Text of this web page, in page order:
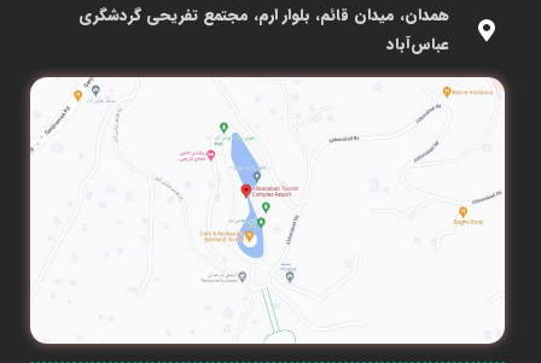
همدان، میدان قائم، بلوار ارم، مجتمع تفریحی گردشگری
عباس‌آباد